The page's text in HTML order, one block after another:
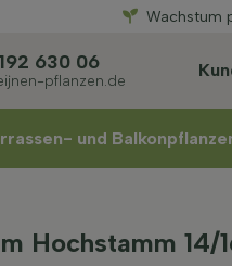
Wachstum
630 06
pflanzen.de
und
Hochstamm 14/